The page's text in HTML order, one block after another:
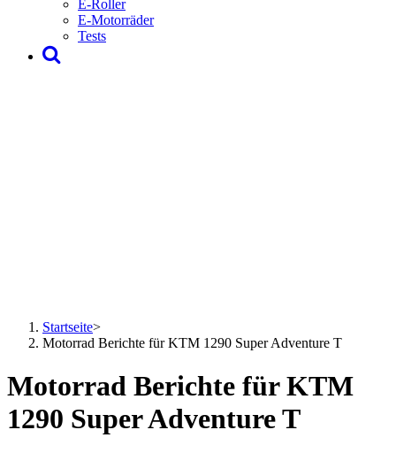
E-Roller
E-Motorräder
Tests
Startseite>
Motorrad Berichte für KTM 1290 Super Adventure T
Motorrad Berichte für KTM
1290 Super Adventure T